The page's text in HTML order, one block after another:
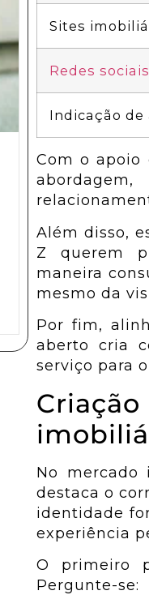
Sites
Redes sociais
Indicação de
Com o apoio
Além disso,
Z querem
maneira
mesmo da
Por fim,
aberto cria
serviço para
No mercado
destaca o
identidade
experiência
O primeiro
Pergunte-